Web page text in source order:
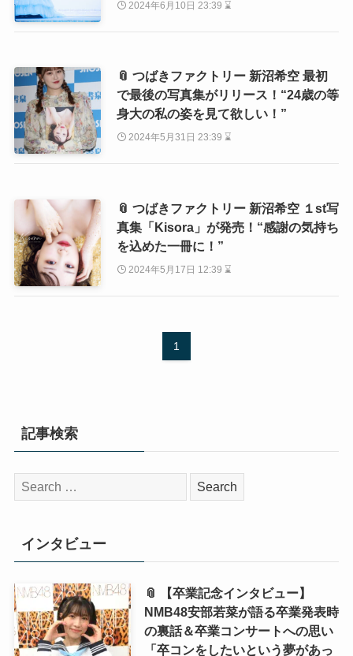
2024年6月10日 23:39 ⌛
📎 つばきファクトリー 新沼希空 最初
で最後の写真集がリリース！“24歳の等
身大の私の姿を見て欲しい！”
2024年5月31日 23:39 ⌛
📎 つばきファクトリー 新沼希空 １st写
真集「Kisora」が発売！“感謝の気持ち
を込めた一冊に！”
2024年5月17日 12:39 ⌛
1
記事検索
検
索:
インタビュー
📎 【卒業記念インタビュー】
NMB48安部若菜が語る卒業発表時
の裏話＆卒業コンサートへの思い
「卒コンをしたいという夢があっ